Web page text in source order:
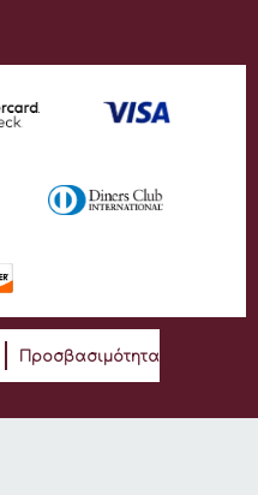
Προσβασιμότητα